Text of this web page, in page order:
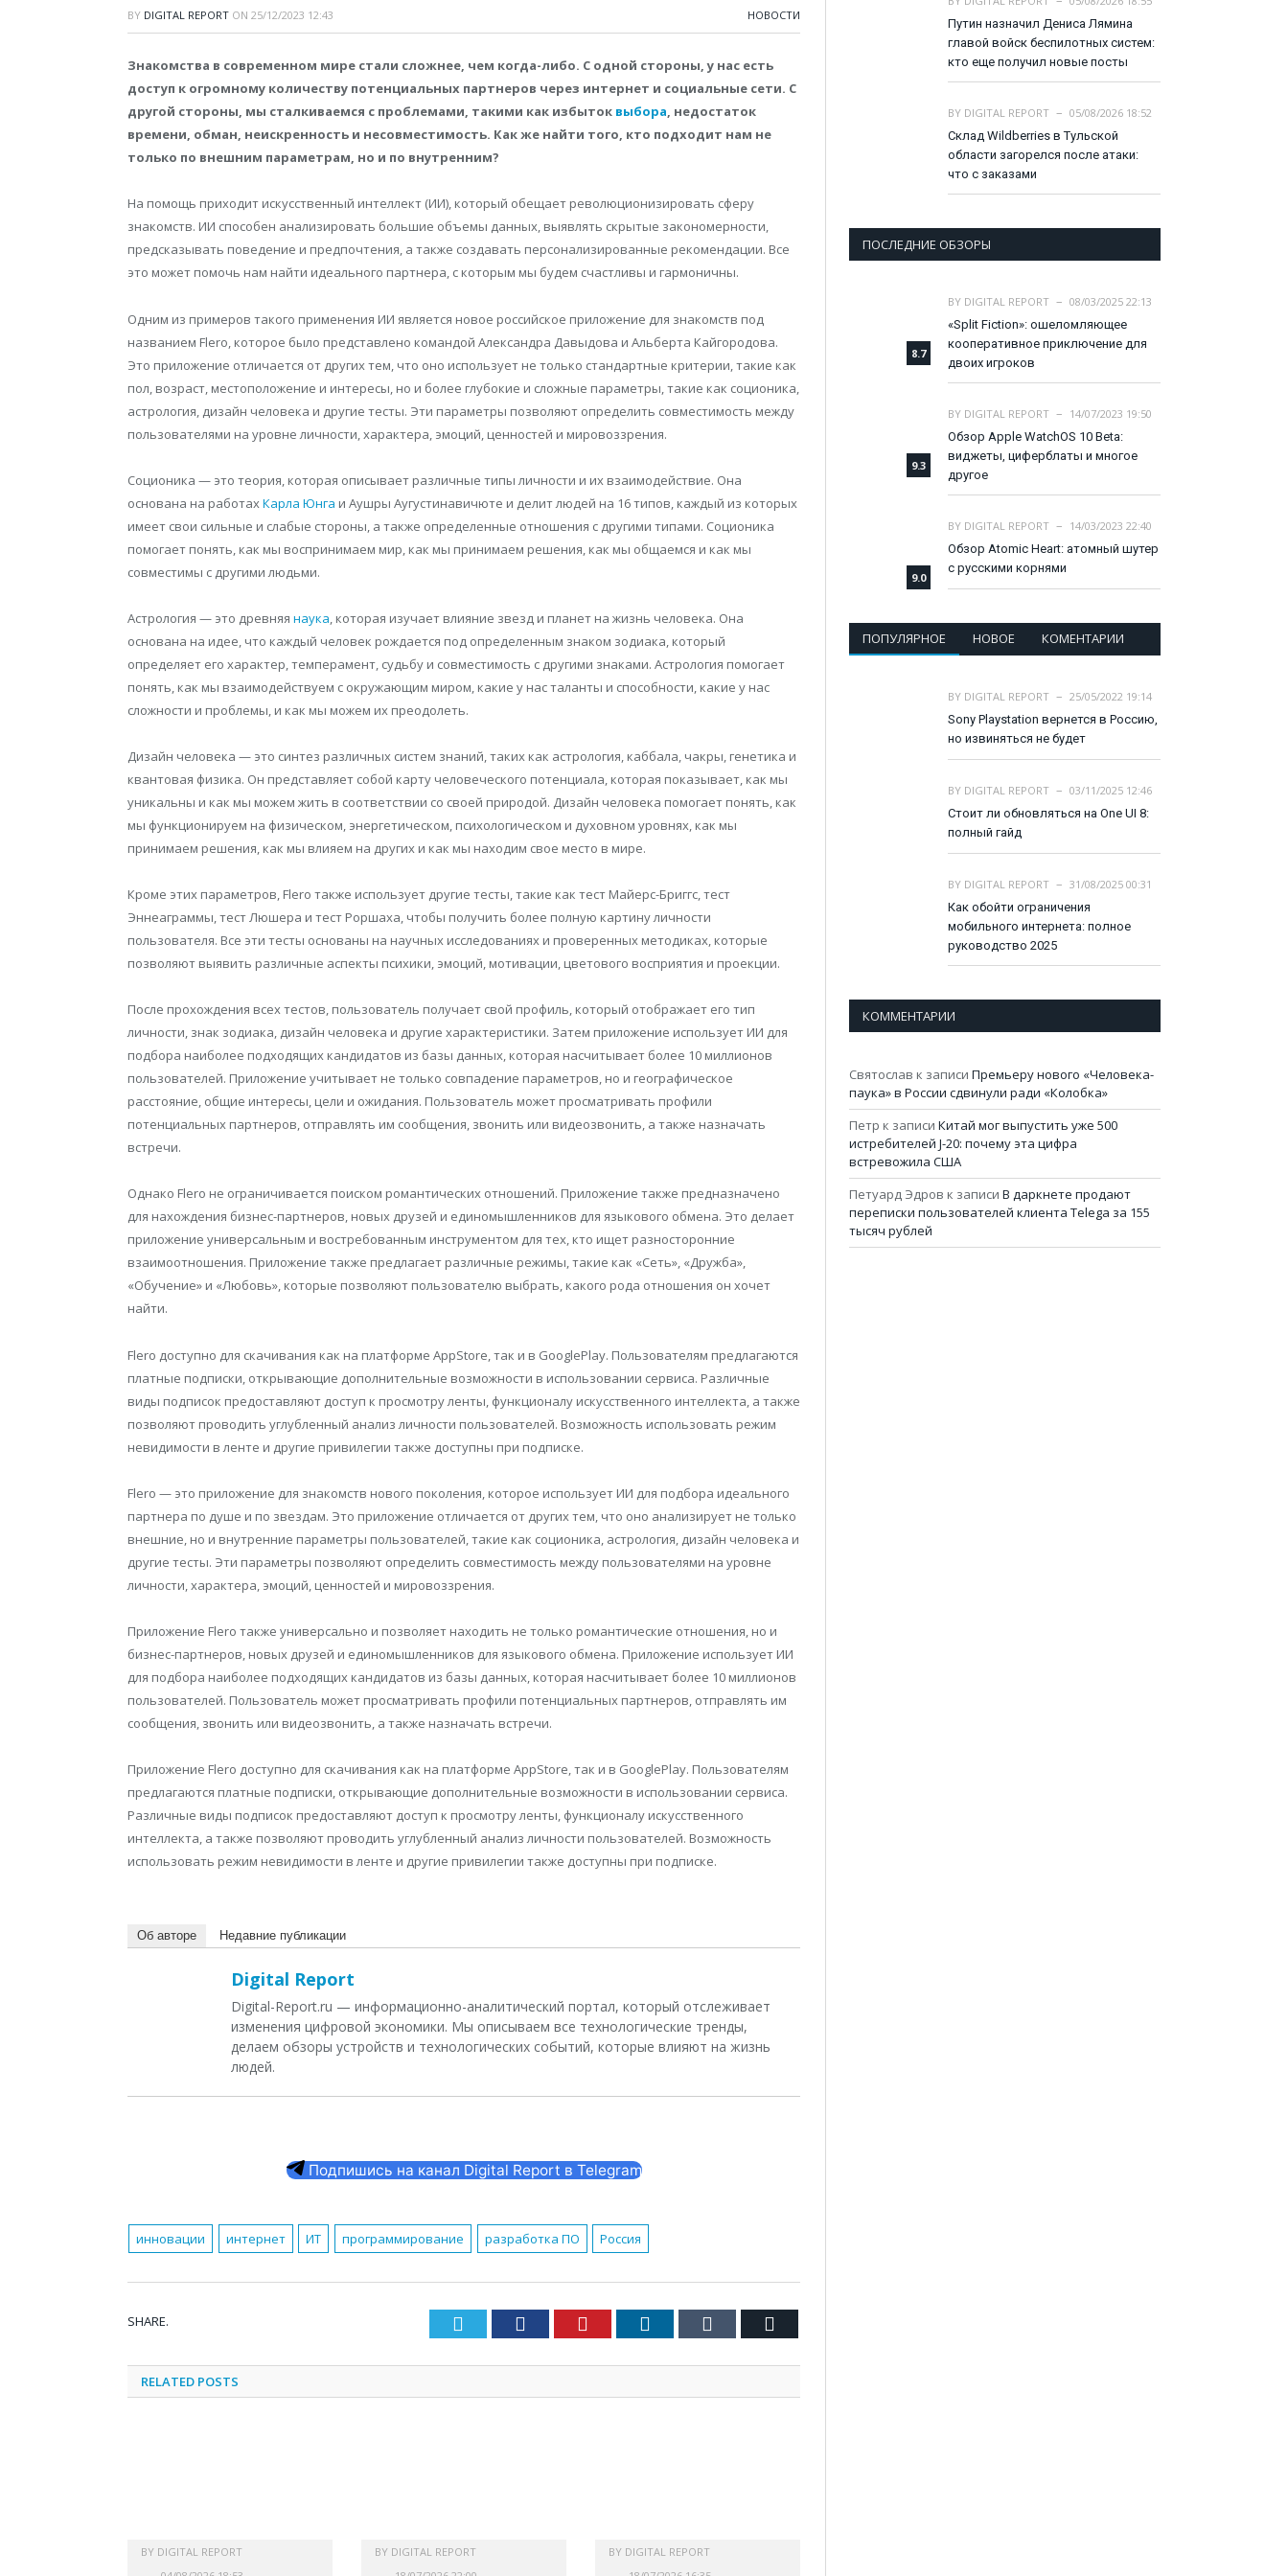
BY DIGITAL REPORT ON 25/12/2023 12:43 НОВОСТИ
Знакомства в современном мире стали сложнее, чем когда-либо. С одной стороны, у нас есть
доступ к огромному количеству потенциальных партнеров через интернет и социальные сети. С
другой стороны, мы сталкиваемся с проблемами, такими как избыток выбора, недостаток
времени, обман, неискренность и несовместимость. Как же найти того, кто подходит нам не
только по внешним параметрам, но и по внутренним?
На помощь приходит искусственный интеллект (ИИ), который обещает революционизировать сферу
знакомств. ИИ способен анализировать большие объемы данных, выявлять скрытые закономерности,
предсказывать поведение и предпочтения, а также создавать персонализированные рекомендации. Все
это может помочь нам найти идеального партнера, с которым мы будем счастливы и гармоничны.
Одним из примеров такого применения ИИ является новое российское приложение для знакомств под
названием Flero, которое было представлено командой Александра Давыдова и Альберта Кайгородова.
Это приложение отличается от других тем, что оно использует не только стандартные критерии, такие как
пол, возраст, местоположение и интересы, но и более глубокие и сложные параметры, такие как соционика,
астрология, дизайн человека и другие тесты. Эти параметры позволяют определить совместимость между
пользователями на уровне личности, характера, эмоций, ценностей и мировоззрения.
Соционика — это теория, которая описывает различные типы личности и их взаимодействие. Она
основана на работахКарла Юнга и Аушры Аугустинавичюте и делит людей на 16 типов, каждый из которых
имеет свои сильные и слабые стороны, а также определенные отношения с другими типами. Соционика
помогает понять, как мы воспринимаем мир, как мы принимаем решения, как мы общаемся и как мы
совместимы с другими людьми.
Астрология — это древняя наука, которая изучает влияние звезд и планет на жизнь человека. Она
основана на идее, что каждый человек рождается под определенным знаком зодиака, который
определяет его характер, темперамент, судьбу и совместимость с другими знаками. Астрология помогает
понять, как мы взаимодействуем с окружающим миром, какие у нас таланты и способности, какие у нас
сложности и проблемы, и как мы можем их преодолеть.
Дизайн человека — это синтез различных систем знаний, таких как астрология, каббала, чакры, генетика и
квантовая физика. Он представляет собой карту человеческого потенциала, которая показывает, как мы
уникальны и как мы можем жить в соответствии со своей природой. Дизайн человека помогает понять, как
мы функционируем на физическом, энергетическом, психологическом и духовном уровнях, как мы
принимаем решения, как мы влияем на других и как мы находим свое место в мире.
Кроме этих параметров, Flero также использует другие тесты, такие как тест Майерс-Бриггс, тест
Эннеаграммы, тест Люшера и тест Роршаха, чтобы получить более полную картину личности
пользователя. Все эти тесты основаны на научных исследованиях и проверенных методиках, которые
позволяют выявить различные аспекты психики, эмоций, мотивации, цветового восприятия и проекции.
После прохождения всех тестов, пользователь получает свой профиль, который отображает его тип
личности, знак зодиака, дизайн человека и другие характеристики. Затем приложение использует ИИ для
подбора наиболее подходящих кандидатов из базы данных, которая насчитывает более 10 миллионов
пользователей. Приложение учитывает не только совпадение параметров, но и географическое
расстояние, общие интересы, цели и ожидания. Пользователь может просматривать профили
потенциальных партнеров, отправлять им сообщения, звонить или видеозвонить, а также назначать
встречи.
Однако Flero не ограничивается поиском романтических отношений. Приложение также предназначено
для нахождения бизнес-партнеров, новых друзей и единомышленников для языкового обмена. Это делает
приложение универсальным и востребованным инструментом для тех, кто ищет разносторонние
взаимоотношения. Приложение также предлагает различные режимы, такие как «Сеть», «Дружба»,
«Обучение» и «Любовь», которые позволяют пользователю выбрать, какого рода отношения он хочет
найти.
Flero доступно для скачивания как на платформе AppStore, так и в GooglePlay. Пользователям предлагаются
платные подписки, открывающие дополнительные возможности в использовании сервиса. Различные
виды подписок предоставляют доступ к просмотру ленты, функционалу искусственного интеллекта, а также
позволяют проводить углубленный анализ личности пользователей. Возможность использовать режим
невидимости в ленте и другие привилегии также доступны при подписке.
Flero — это приложение для знакомств нового поколения, которое использует ИИ для подбора идеального
партнера по душе и по звездам. Это приложение отличается от других тем, что оно анализирует не только
внешние, но и внутренние параметры пользователей, такие как соционика, астрология, дизайн человека и
другие тесты. Эти параметры позволяют определить совместимость между пользователями на уровне
личности, характера, эмоций, ценностей и мировоззрения.
Приложение Flero также универсально и позволяет находить не только романтические отношения, но и
бизнес-партнеров, новых друзей и единомышленников для языкового обмена. Приложение использует ИИ
для подбора наиболее подходящих кандидатов из базы данных, которая насчитывает более 10 миллионов
пользователей. Пользователь может просматривать профили потенциальных партнеров, отправлять им
сообщения, звонить или видеозвонить, а также назначать встречи.
Приложение Flero доступно для скачивания как на платформе AppStore, так и в GooglePlay. Пользователям
предлагаются платные подписки, открывающие дополнительные возможности в использовании сервиса.
Различные виды подписок предоставляют доступ к просмотру ленты, функционалу искусственного
интеллекта, а также позволяют проводить углубленный анализ личности пользователей. Возможность
использовать режим невидимости в ленте и другие привилегии также доступны при подписке.
Об авторе Недавние публикации
Digital Report
Digital-Report.ru — информационно-аналитический портал, который отслеживает
изменения цифровой экономики. Мы описываем все технологические тренды,
делаем обзоры устройств и технологических событий, которые влияют на жизнь
людей.
Подпишись на канал Digital Report в Telegram
инновации интернет ИТ программирование разработка ПО Россия
SHARE. Twitter Facebook Pinterest LinkedIn Tumblr
RELATED POSTS
BY DIGITAL REPORT
BY DIGITAL REPORT
BY DIGITAL REPORT
Путин назначил Дениса Лямина
главой войск беспилотных систем:
кто еще получил новые посты
BY DIGITAL REPORT
05/08/2026 18:52
Склад Wildberries в Тульской
области загорелся после атаки:
что с заказами
ПОСЛЕДНИЕ ОБЗОРЫ
8.7
BY DIGITAL REPORT
08/03/2025 22:13
«Split Fiction»: ошеломляющее
кооперативное приключение для
двоих игроков
9.3
BY DIGITAL REPORT
14/07/2023 19:50
Обзор Apple WatchOS 10 Beta:
виджеты, циферблаты и многое
другое
9.0
BY DIGITAL REPORT
14/03/2023 22:40
Обзор Atomic Heart: атомный шутер
с русскими корнями
ПОПУЛЯРНОЕ НОВОЕ КОМЕНТАРИИ
BY DIGITAL REPORT
25/05/2022 19:14
Sony Playstation вернется в Россию,
но извиняться не будет
BY DIGITAL REPORT
03/11/2025 12:46
Стоит ли обновляться на One UI 8:
полный гайд
BY DIGITAL REPORT
31/08/2025 00:31
Как обойти ограничения
мобильного интернета: полное
руководство 2025
КОММЕНТАРИИ
Святослав к записи Премьеру нового «Человека-
паука» в России сдвинули ради «Колобка»
Петр к записи Китай мог выпустить уже 500
истребителей J-20: почему эта цифра
встревожила США
Петуард Эдров к записи В даркнете продают
переписки пользователей клиента Telega за 155
тысяч рублей